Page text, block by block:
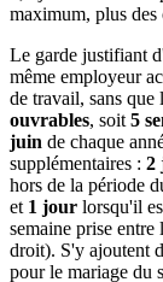
maximum, plus des
Le garde justifiant
même employeur
de travail, sans que
ouvrables, soit 5
juin de chaque
supplémentaires : 2
hors de la période
et 1 jour lorsqu'il
semaine prise
droit). S'y ajoutent
pour le mariage du